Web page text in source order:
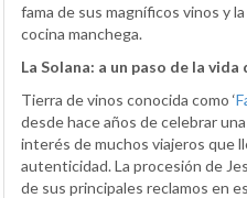
fama de sus magníficos vinos y
cocina manchega.
La Solana: a un paso de la vida
Tierra de vinos conocida como ‘
desde hace años de celebrar
interés de muchos viajeros que
autenticidad. La procesión de
de sus principales reclamos en